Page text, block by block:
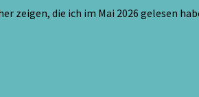
die ich im Mai 2026 gelesen